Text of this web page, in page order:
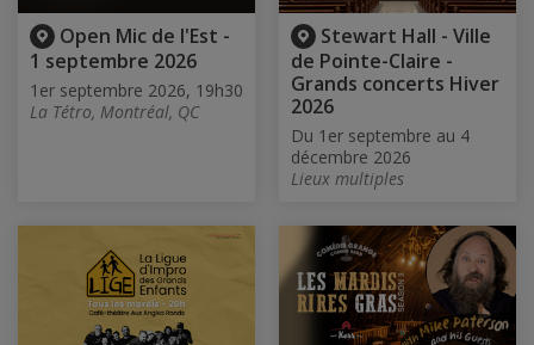
Open Mic de l'Est -
1 septembre 2026
1er septembre 2026, 19h30
La Tétro, Montréal, QC
Stewart Hall - Ville
de Pointe-Claire -
Grands concerts Hiver
2026
Du 1er septembre au 4
décembre 2026
Lieux multiples